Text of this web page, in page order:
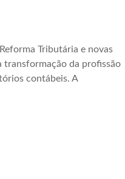
Tributária e novas
transformação da profissão
contábeis. A